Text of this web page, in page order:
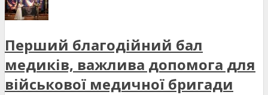
Перший благодійний бал
медиків, важлива допомога для
військової медичної бригади